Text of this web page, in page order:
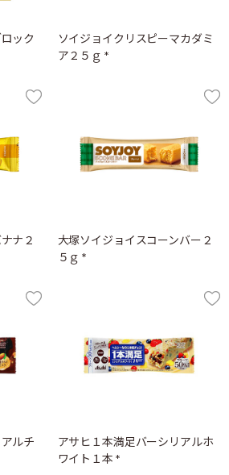
ック
ソイジョイクリスピーマカダミ
ア２５ｇ *
ナ２
大塚ソイジョイスコーンバー２
５ｇ *
ルチ
アサヒ１本満足バーシリアルホ
ワイト１本 *